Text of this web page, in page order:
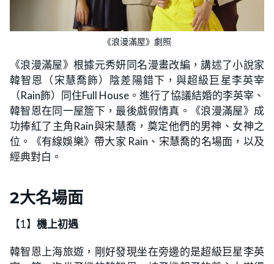
《浪漫滿屋》劇照
《浪漫滿屋》根據元秀妍同名漫畫改編，講述了小說家
韓智恩（宋慧喬飾）陰差陽錯下，與超級巨星李英宰
（Rain飾）同住Full House。進行了協議結婚的李英宰、
韓智恩在同一屋簷下，最後戲假情真。《浪漫滿屋》成
功捧紅了主角Rain與宋慧喬，奠定他們的男神、女神之
位。《有線娛樂》帶大家 Rain、宋慧喬的名場面，以及
經典對白。
2大名場面
【1】 機上初遇
韓智恩上海旅遊，剛好發現坐在旁邊的是超級巨星李英